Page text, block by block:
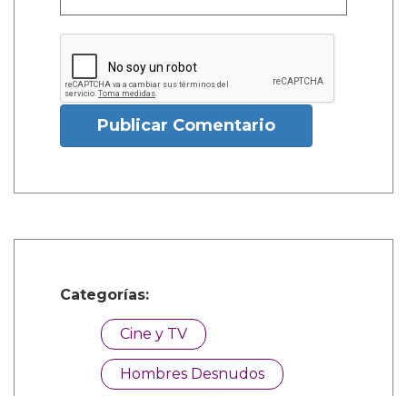
Publicar Comentario
Categorías:
Cine y TV
Hombres Desnudos